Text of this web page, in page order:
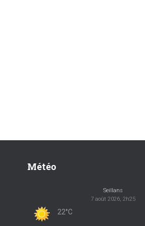
Météo
Seillans
7 août 2026, 2h25
22°C